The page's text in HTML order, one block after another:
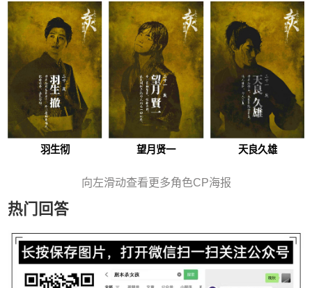
羽生彻 望月贤一 天良久雄
向左滑动查看更多角色CP海报
热门回答